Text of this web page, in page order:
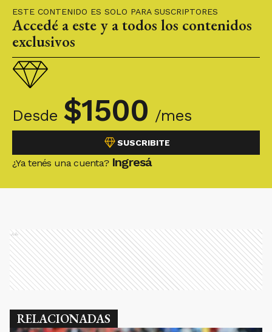
ESTE CONTENIDO ES SOLO PARA SUSCRIPTORES
Accedé a este y a todos los contenidos
exclusivos
Desde $1500 /mes
SUSCRIBITE
¿Ya tenés una cuenta? Ingresá
Ads
RELACIONADAS